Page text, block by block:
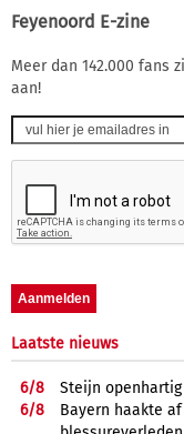
Feyenoord E-zine
Meer dan 142.000 fans
aan!
Laatste nieuws
6/8
Steijn
6/8
Bayern haakte